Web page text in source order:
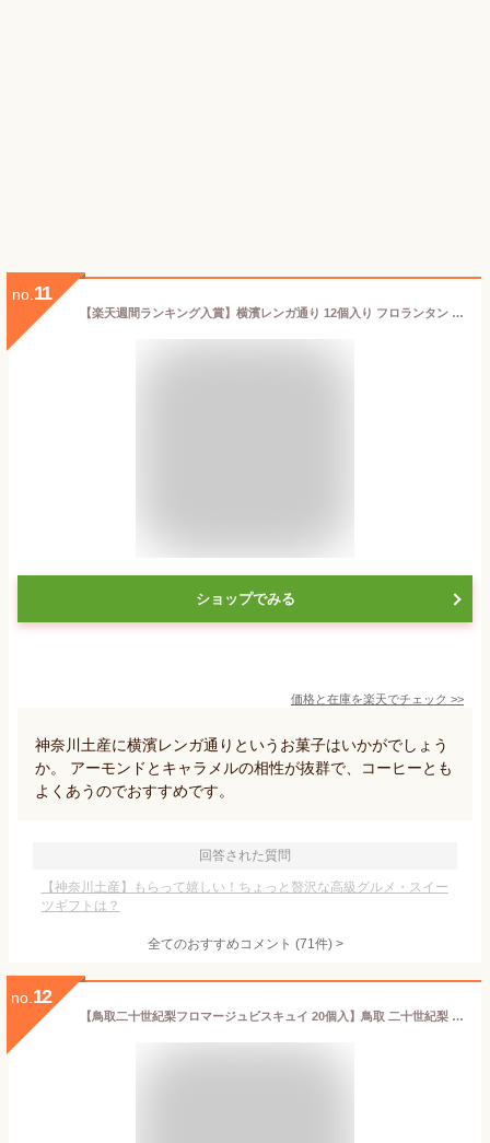
no. 11
【楽天週間ランキング入賞】横濱レンガ通り 12個入り フロランタン ウィッシュボン【横浜 お土産】｜お菓子 横浜 土産 アーモンドクッキー 洋菓子 神奈川 お土産 おみやげ 手土産 お菓子 帰省土産 お取り寄せ 贈り物 ギフト お取り寄せグルメ
ショップでみる
価格と在庫を楽天でチェック >>
神奈川土産に横濱レンガ通りというお菓子はいかがでしょう
か。 アーモンドとキャラメルの相性が抜群で、コーヒーとも
よくあうのでおすすめです。
回答された質問
【神奈川土産】もらって嬉しい！ちょっと贅沢な高級グルメ・スイー
ツギフトは？
全てのおすすめコメント (71件) >
no. 12
【鳥取二十世紀梨フロマージュビスキュイ 20個入】鳥取 二十世紀梨 クッキー ラングドシャ お土産 贈り物 プレゼント お礼 お返し 内祝 山陰 梨 お菓子